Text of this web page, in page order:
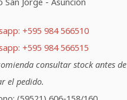
+595 984 566510
+595 984 566515
consultar stock antes de
el pedido.